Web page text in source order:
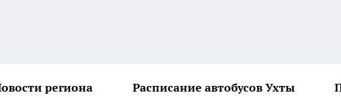
региона Расписание автобусов Ухты